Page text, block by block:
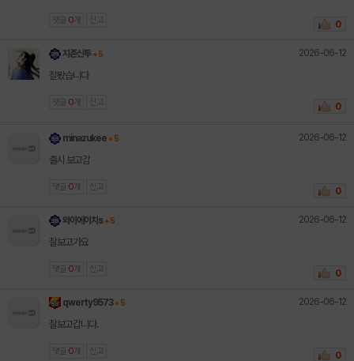
댓글 0 개 신고 0
지존신투 + 5 2026-06-12
잘봤습니다
댓글 0 개 신고 0
minazukee + 5 2026-06-12
출시 보고감
댓글 0 개 신고 0
와이에이치s + 5 2026-06-12
잘보고가요
댓글 0 개 신고 0
qwerty9573 + 5 2026-06-12
잘보고갑니다.
댓글 0 개 신고 0